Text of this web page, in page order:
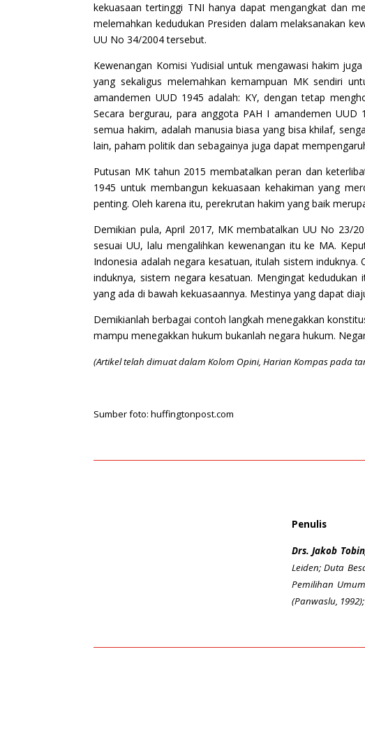
kekuasaan tertinggi TNI hanya dapat mengangkat dan
melemahkan kedudukan Presiden dalam melaksanakan
UU No 34/2004 tersebut.
Kewenangan Komisi Yudisial untuk mengawasi hakim
yang sekaligus melemahkan kemampuan MK sendiri
amandemen UUD 1945 adalah: KY, dengan tetap
Secara bergurau, para anggota PAH I amandemen UUD
semua hakim, adalah manusia biasa yang bisa khilaf,
lain, paham politik dan sebagainya juga dapat
Putusan MK tahun 2015 membatalkan peran dan
1945 untuk membangun kekuasaan kehakiman yang
penting. Oleh karena itu, perekrutan hakim yang baik
Demikian pula, April 2017, MK membatalkan UU No 23/
sesuai UU, lalu mengalihkan kewenangan itu ke MA.
Indonesia adalah negara kesatuan, itulah sistem
induknya, sistem negara kesatuan. Mengingat
yang ada di bawah kekuasaannya. Mestinya yang dapat
Demikianlah berbagai contoh langkah menegakkan
mampu menegakkan hukum bukanlah negara hukum.
(Artikel telah dimuat dalam Kolom Opini, Harian Kompas pada
Sumber foto: huffingtonpost.com
Penulis
Drs. Jakob
Leiden; Duta
Pemilihan
(Panwaslu,